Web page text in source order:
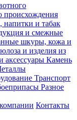
происхождения
и табак
и смежные
шкуры, кожа и
и изделия из
аксессуары Камень
Транспорт
Разное
Контакты